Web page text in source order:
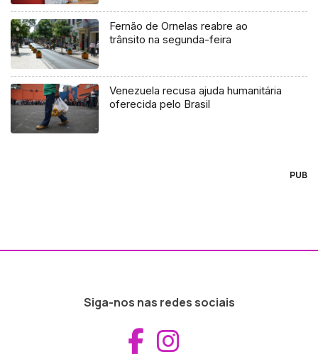
Fernão de Ornelas reabre ao
trânsito na segunda-feira
Venezuela recusa ajuda humanitária
oferecida pelo Brasil
PUB
Siga-nos nas redes sociais
Aceder ao